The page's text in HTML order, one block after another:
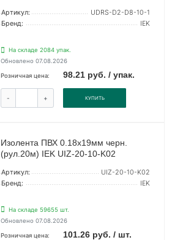
Артикул:
UDRS-D2-D8-10-1
Бренд:
IEK
На складе 2084 упак.
Обновлено 07.08.2026
Розничная цена: 98.21 руб. / упак.
- + КУПИТЬ
Изолента ПВХ 0.18х19мм черн.
(рул.20м) IEK UIZ-20-10-K02
Артикул:
UIZ-20-10-K02
Бренд:
IEK
На складе 59655 шт.
Обновлено 07.08.2026
Розничная цена: 101.26 руб. / шт.